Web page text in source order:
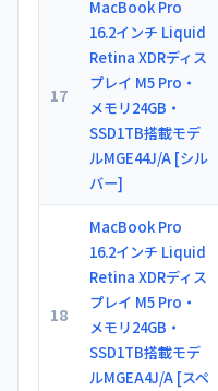
17
MacBook Pro
16.2インチ Liquid
Retina XDRディス
プレイ M5 Pro・
メモリ24GB・
SSD1TB搭載モデ
ルMGE44J/A [シル
バー]
18
MacBook Pro
16.2インチ Liquid
Retina XDRディス
プレイ M5 Pro・
メモリ24GB・
SSD1TB搭載モデ
ルMGEA4J/A [スペ